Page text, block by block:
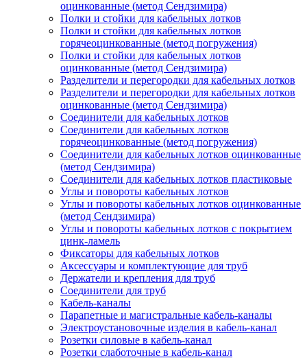
оцинкованные (метод Сендзимира)
Полки и стойки для кабельных лотков
Полки и стойки для кабельных лотков
горячеоцинкованные (метод погружения)
Полки и стойки для кабельных лотков
оцинкованные (метод Сендзимира)
Разделители и перегородки для кабельных лотков
Разделители и перегородки для кабельных лотков
оцинкованные (метод Сендзимира)
Соединители для кабельных лотков
Соединители для кабельных лотков
горячеоцинкованные (метод погружения)
Соединители для кабельных лотков оцинкованные
(метод Сендзимира)
Соединители для кабельных лотков пластиковые
Углы и повороты кабельных лотков
Углы и повороты кабельных лотков оцинкованные
(метод Сендзимира)
Углы и повороты кабельных лотков с покрытием
цинк-ламель
Фиксаторы для кабельных лотков
Аксессуары и комплектующие для труб
Держатели и крепления для труб
Соединители для труб
Кабель-каналы
Парапетные и магистральные кабель-каналы
Электроустановочные изделия в кабель-канал
Розетки силовые в кабель-канал
Розетки слаботочные в кабель-канал